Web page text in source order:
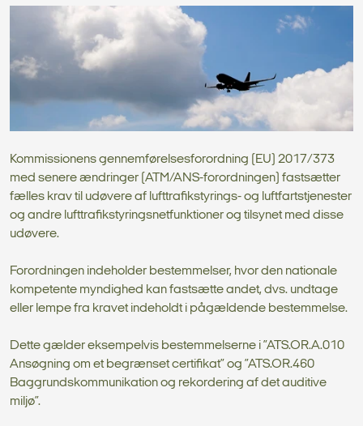
Kommissionens gennemførelsesforordning (EU) 2017/373
med senere ændringer (ATM/ANS-forordningen) fastsætter
fælles krav til udøvere af lufttrafikstyrings- og luftfartstjenester
og andre lufttrafikstyringsnetfunktioner og tilsynet med disse
udøvere.
Forordningen indeholder bestemmelser, hvor den nationale
kompetente myndighed kan fastsætte andet, dvs. undtage
eller lempe fra kravet indeholdt i pågældende bestemmelse.
Dette gælder eksempelvis bestemmelserne i ”ATS.OR.A.010
Ansøgning om et begrænset certifikat” og ”ATS.OR.460
Baggrundskommunikation og rekordering af det auditive
miljø”.